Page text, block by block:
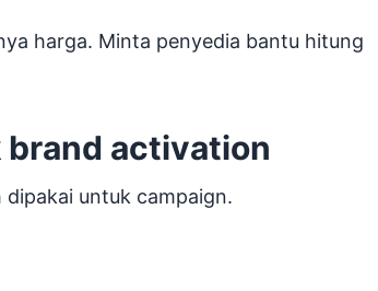
harga. Minta penyedia bantu hitung
activation
untuk campaign.